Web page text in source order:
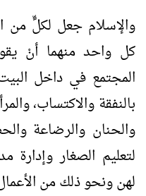
والإسلام جعل لكلٍّ من
كل واحد منهما أنْ
المجتمع في داخل
بالنفقة والاكتساب،
والحنان والرضاعة
لتعليم الصغار
لهن ونحو ذلك من